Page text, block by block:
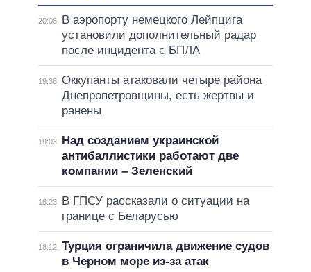
20:08
В аэропорту немецкого Лейпцига
установили дополнительный радар
после инцидента с БПЛА
19:36 Оккупанты атаковали четыре района
Днепропетровщины, есть жертвы и
ранены
19:03
Над созданием украинской
антибаллистики работают две
компании – Зеленский
18:23
В ГПСУ рассказали о ситуации на
границе с Беларусью
18:12 Турция ограничила движение судов
в Черном море из-за атак